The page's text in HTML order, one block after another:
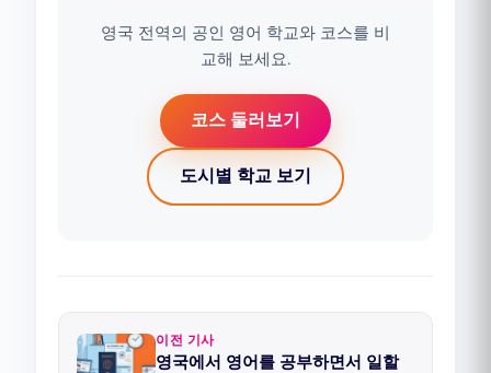
영국 전역의 공인 영어 학교와 코스를 비
교해 보세요.
코스 둘러보기
도시별 학교 보기
이전 기사
영국에서 영어를 공부하면서 일할